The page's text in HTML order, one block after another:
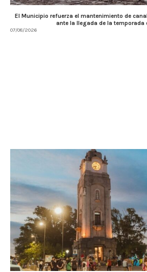
El Municipio refuerza el mantenimiento de
ante la llegada de la temporada
07/08/2026